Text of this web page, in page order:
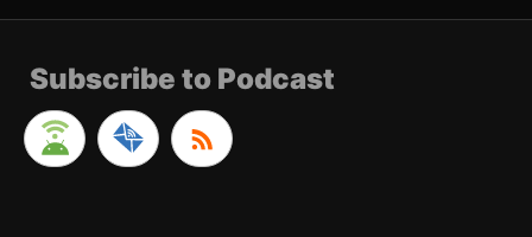
Subscribe to Podcast